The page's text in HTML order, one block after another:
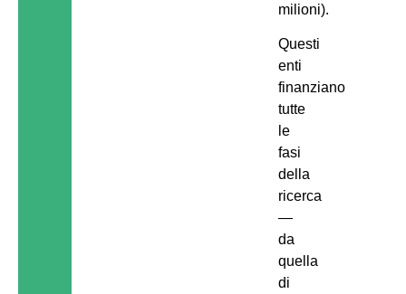
milioni).
Questi
enti
finanziano
tutte
le
fasi
della
ricerca
—
da
quella
di